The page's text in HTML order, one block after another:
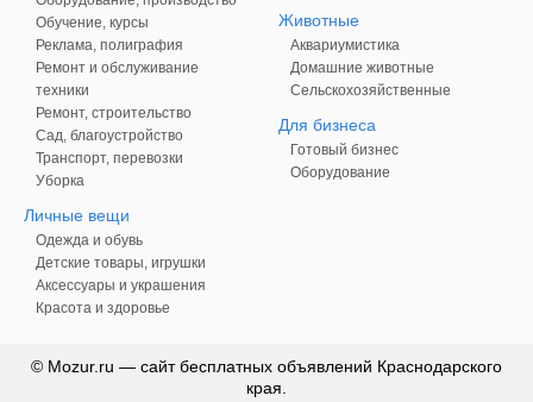
Обучение, курсы
Реклама, полиграфия
Ремонт и обслуживание
техники
Ремонт, строительство
Сад, благоустройство
Транспорт, перевозки
Уборка
Личные вещи
Одежда и обувь
Детские товары, игрушки
Аксессуары и украшения
Красота и здоровье
Животные
Аквариумистика
Домашние животные
Сельскохозяйственные
Для бизнеса
Готовый бизнес
Оборудование
© Mozur.ru — сайт бесплатных объявлений Краснодарского
края.